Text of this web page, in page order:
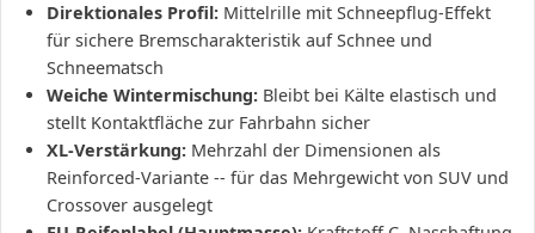
Direktionales Profil: Mittelrille mit Schneepflug-Effekt
für sichere Bremscharakteristik auf Schnee und
Schneematsch
Weiche Wintermischung: Bleibt bei Kälte elastisch und
stellt Kontaktfläche zur Fahrbahn sicher
XL-Verstärkung: Mehrzahl der Dimensionen als
Reinforced-Variante -- für das Mehrgewicht von SUV und
Crossover ausgelegt